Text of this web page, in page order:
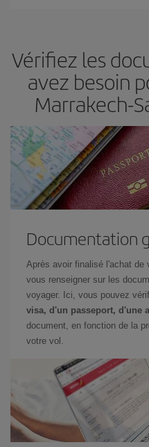
Vérifiez les
avez besoin
Marrakech-
Documentation
Après avoir finalisé l'achat de
vous renseigner sur les
voyager. Ici, vous pouvez
visa, d'un passeport, d'une
document, en fonction de la
votre vol.